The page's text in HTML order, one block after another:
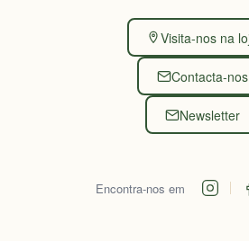
Visita-nos na
Contacta-nos
Newsletter
Encontra-nos em